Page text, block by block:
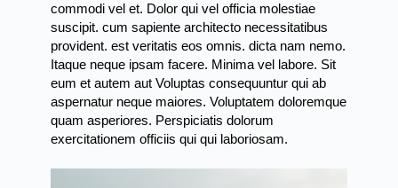
commodi vel et. Dolor qui vel officia molestiae
suscipit. cum sapiente architecto necessitatibus
provident. est veritatis eos omnis. dicta nam nemo.
Itaque neque ipsam facere. Minima vel labore. Sit
eum et autem aut Voluptas consequuntur qui ab
aspernatur neque maiores. Voluptatem doloremque
quam asperiores. Perspiciatis dolorum
exercitationem officiis qui qui laboriosam.